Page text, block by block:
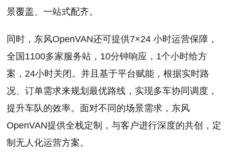
景覆盖、一站式配齐。
同时，东风OpenVAN还可提供7×24 小时运营保障，
全国1100多家服务站，10分钟响应，1个小时给方
案，24小时关闭。并且基于平台赋能，根据实时路
况、订单需求来规划最优路线，实现多车协同调度，
提升车队的效率。面对不同的场景需求，东风
OpenVAN提供全栈定制，与客户进行深度的共创，定
制无人化运营方案。